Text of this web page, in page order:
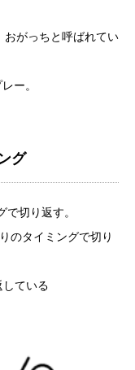
がっちと呼ばれてい
ー。
グ
切り返す。
のタイミングで切り
ている